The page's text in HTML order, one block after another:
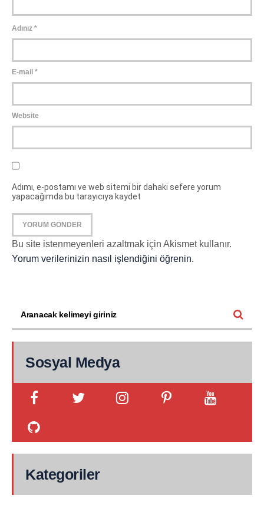
Adınız *
E-mail *
Website
Adımı, e-postamı ve web sitemi bir dahaki sefere yorum
yapacağımda bu tarayıcıya kaydet
Bu site istenmeyenleri azaltmak için Akismet kullanır.
Yorum verilerinizin nasıl işlendiğini öğrenin.
Sosyal Medya
Kategoriler